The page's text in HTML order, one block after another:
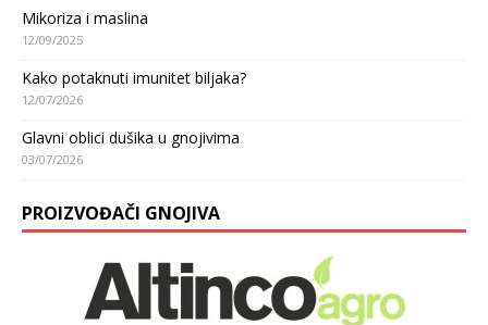
Mikoriza i maslina
12/09/2025
Kako potaknuti imunitet biljaka?
12/07/2026
Glavni oblici dušika u gnojivima
03/07/2026
PROIZVOĐAČI GNOJIVA